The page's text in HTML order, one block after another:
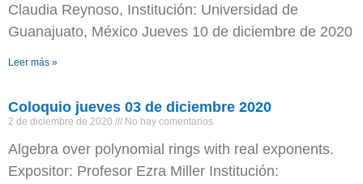
Claudia Reynoso, Institución: Universidad de
Guanajuato, México Jueves 10 de diciembre de 2020
Leer más »
Coloquio jueves 03 de diciembre 2020
2 de diciembre de 2020 No hay comentarios
Algebra over polynomial rings with real exponents.
Expositor: Profesor Ezra Miller Institución: